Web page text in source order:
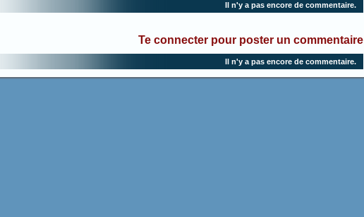
Il n'y a pas encore de commentaire.
Te connecter pour poster un commentaire
Il n'y a pas encore de commentaire.